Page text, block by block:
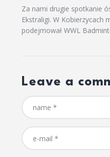
Za nami drugie spotkanie
Ekstraligi. W Kobierzycach
podejmował WWL
Leave a